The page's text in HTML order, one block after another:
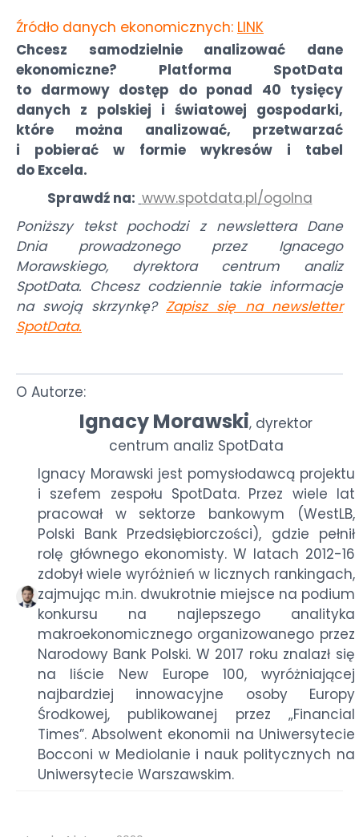
Źródło danych ekonomicznych: LINK
Chcesz samodzielnie analizować dane
ekonomiczne? Platforma SpotData
to darmowy dostęp do ponad 40 tysięcy
danych z polskiej i światowej gospodarki,
które można analizować, przetwarzać
i pobierać w formie wykresów i tabel
do Excela.
Sprawdź na: www.spotdata.pl/ogolna
Poniższy tekst pochodzi z newslettera Dane
Dnia prowadzonego przez Ignacego
Morawskiego, dyrektora centrum analiz
SpotData. Chcesz codziennie takie informacje
na swoją skrzynkę? Zapisz się na newsletter
SpotData.
O Autorze:
Ignacy Morawski, dyrektor
centrum analiz SpotData
Ignacy Morawski jest pomysłodawcą projektu
i szefem zespołu SpotData. Przez wiele lat
pracował w sektorze bankowym (WestLB,
Polski Bank Przedsiębiorczości), gdzie pełnił
rolę głównego ekonomisty. W latach 2012-16
zdobył wiele wyróżnień w licznych rankingach,
zajmując m.in. dwukrotnie miejsce na podium
konkursu na najlepszego analityka
makroekonomicznego organizowanego przez
Narodowy Bank Polski. W 2017 roku znalazł się
na liście New Europe 100, wyróżniającej
najbardziej innowacyjne osoby Europy
Środkowej, publikowanej przez „Financial
Times”. Absolwent ekonomii na Uniwersytecie
Bocconi w Mediolanie i nauk politycznych na
Uniwersytecie Warszawskim.